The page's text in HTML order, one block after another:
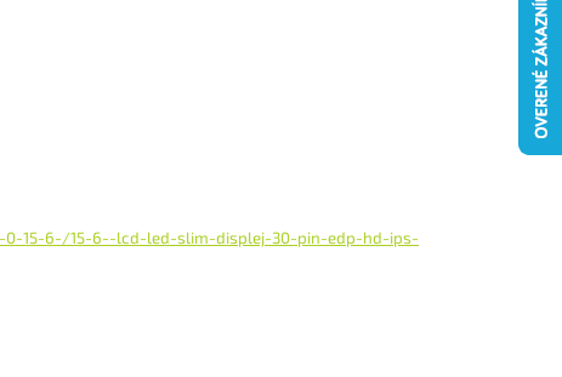
15-6-/15-6--lcd-led-slim-displej-30-pin-edp-hd-ips-